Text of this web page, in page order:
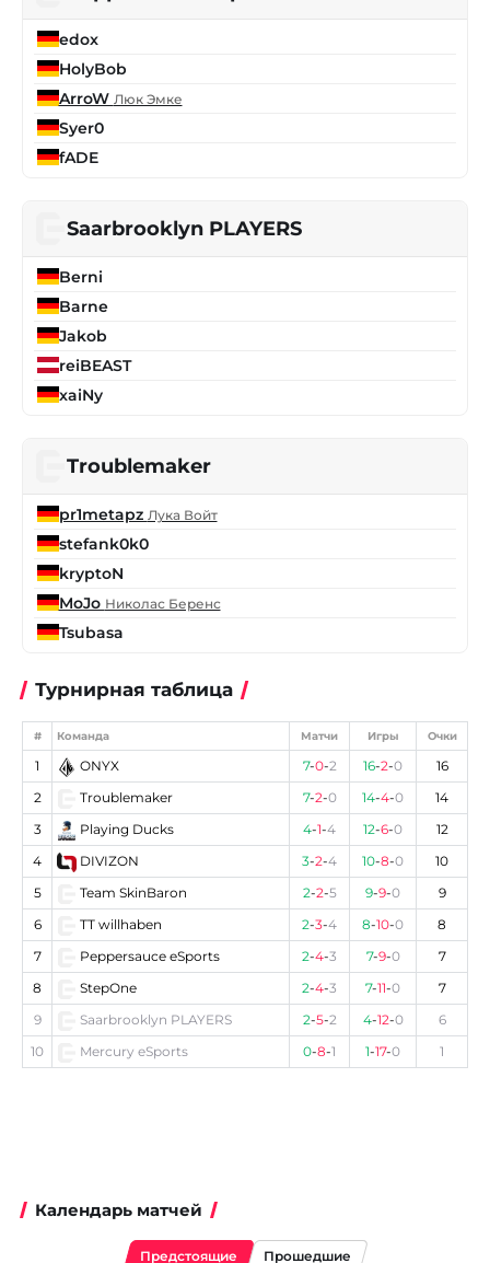
edox
HolyBob
ArroW Люк Эмке
Syer0
fADE
Saarbrooklyn PLAYERS
Berni
Barne
Jakob
reiBEAST
xaiNy
Troublemaker
pr1metapz Лука Войт
stefank0k0
kryptoN
MoJo Николас Беренс
Tsubasa
Турнирная таблица
# Команда Матчи Игры Очки
1 ONYX 7-0-2 16-2-0
16
2
Troublemaker 7-2-0 14-4-0
14
3
Playing Ducks 4-1-4 12-6-0
12
4
DIVIZON 3-2-4 10-8-0
10
5
Team SkinBaron 2-2-5 9-9-0
9
6
TT willhaben 2-3-4 8-10-0
8
7
Peppersauce eSports 2-4-3 7-9-0
7
8
StepOne 2-4-3 7-11-0
7
9
Saarbrooklyn PLAYERS 2-5-2 4-12-0
6
10
Mercury eSports 0-8-1 1-17-0 1
Календарь матчей
Предстоящие Прошедшие